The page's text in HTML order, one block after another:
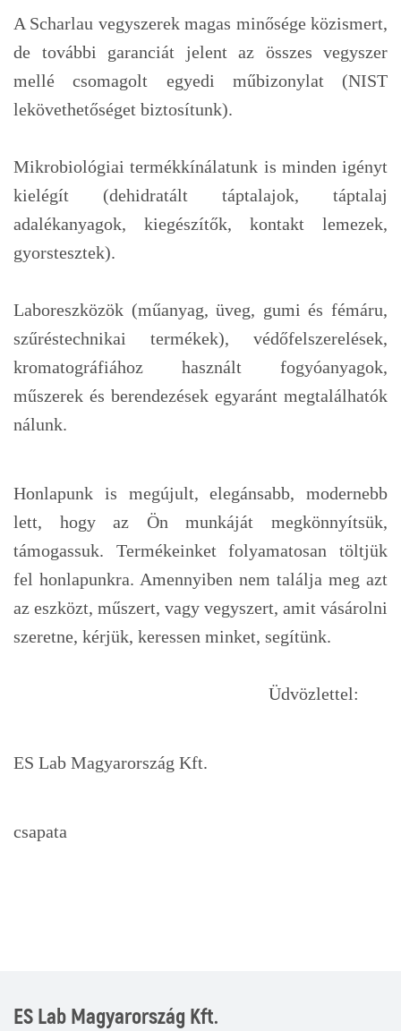
A Scharlau vegyszerek magas minősége közismert,
de további garanciát jelent az összes vegyszer
mellé csomagolt egyedi műbizonylat (NIST
lekövethetőséget biztosítunk).
Mikrobiológiai termékkínálatunk is minden igényt
kielégít (dehidratált táptalajok, táptalaj
adalékanyagok, kiegészítők, kontakt lemezek,
gyorstesztek).
Laboreszközök (műanyag, üveg, gumi és fémáru,
szűréstechnikai termékek), védőfelszerelések,
kromatográfiához használt fogyóanyagok,
műszerek és berendezések egyaránt megtalálhatók
nálunk.
Honlapunk is megújult, elegánsabb, modernebb
lett, hogy az Ön munkáját megkönnyítsük,
támogassuk. Termékeinket folyamatosan töltjük
fel honlapunkra. Amennyiben nem találja meg azt
az eszközt, műszert, vagy vegyszert, amit vásárolni
szeretne, kérjük, keressen minket, segítünk.
Üdvözlettel:
ES Lab Magyarország Kft.
csapata
ES Lab Magyarország Kft.